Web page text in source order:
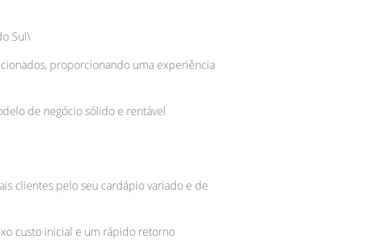
Sul\
proporcionando uma experiência
de negócio sólido e rentável
clientes pelo seu cardápio variado e de
custo inicial e um rápido retorno